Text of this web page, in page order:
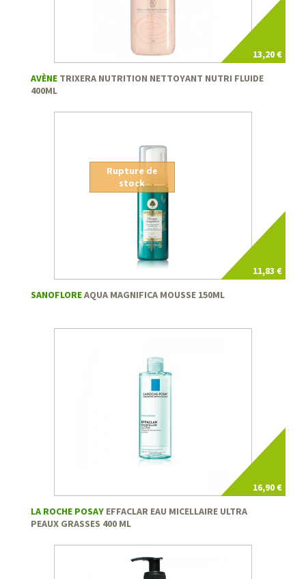
13,20 €
AVÈNE TRIXERA NUTRITION NETTOYANT NUTRI FLUIDE
400ML
11,83 €
Rupture de
stock
SANOFLOREAQUA MAGNIFICA MOUSSE 150ML
16,90 €
LA ROCHE POSAY EFFACLAR EAU MICELLAIRE ULTRA
PEAUX GRASSES 400 ML